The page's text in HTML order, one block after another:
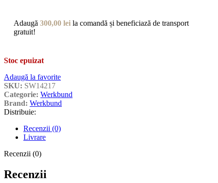
Adaugă 300,00 lei la comandă și beneficiază de transport
gratuit!
Stoc epuizat
Adaugă la favorite
SKU: SW14217
Categorie: Werkbund
Brand: Werkbund
Distribuie:
Recenzii (0)
Livrare
Recenzii (0)
Recenzii